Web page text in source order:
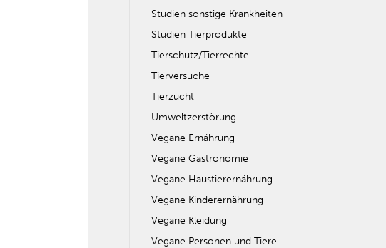
Studien sonstige Krankheiten
Studien Tierprodukte
Tierschutz/Tierrechte
Tierversuche
Tierzucht
Umweltzerstörung
Vegane Ernährung
Vegane Gastronomie
Vegane Haustierernährung
Vegane Kinderernährung
Vegane Kleidung
Vegane Personen und Tiere